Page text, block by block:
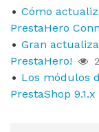
Cómo
PrestaHero
Gran
PrestaHero!
Los módulos
PrestaShop